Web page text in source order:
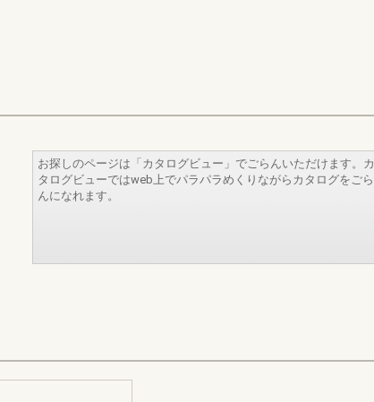
お探しのページは「カタログビュー」でごらんいただけます。カ
タログビューではweb上でパラパラめくりながらカタログをごら
んになれます。